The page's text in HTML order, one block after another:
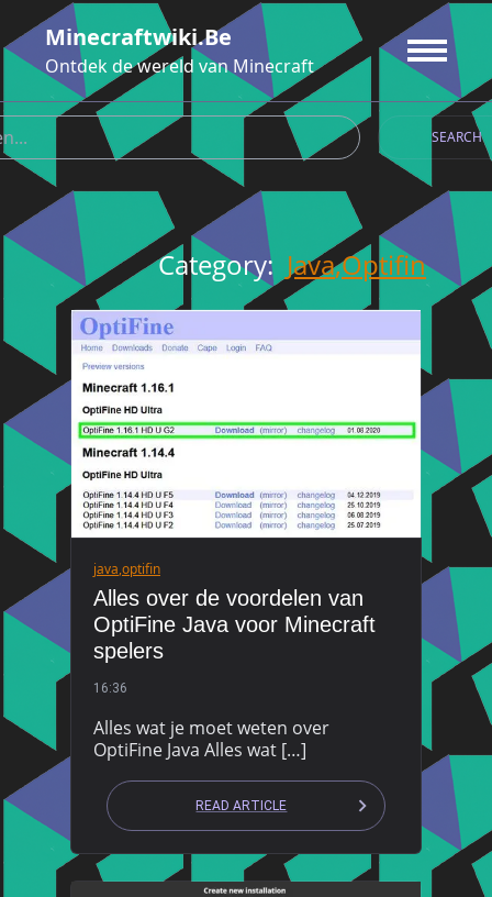
naar
de
inhoud
Minecraftwiki.be
Ontdek de wereld van Minecraft
SEARCH
Category: Java,Optifin
java,optifin
Alles over de voordelen van
OptiFine Java voor Minecraft
spelers
16:36
Alles wat je moet weten over
OptiFine Java Alles wat […]
READ ARTICLE